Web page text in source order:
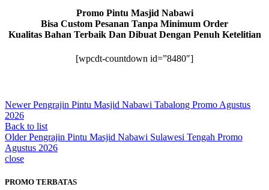
Promo Pintu Masjid Nabawi
Bisa Custom Pesanan Tanpa Minimum Order
Kualitas Bahan Terbaik Dan Dibuat Dengan Penuh Ketelitian
[wpcdt-countdown id=”8480″]
Newer Pengrajin Pintu Masjid Nabawi Tabalong Promo Agustus
2026
Back to list
Older Pengrajin Pintu Masjid Nabawi Sulawesi Tengah Promo
Agustus 2026
close
PROMO TERBATAS